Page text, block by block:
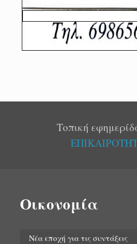
Τοπική
Οικονομία
Νέα εποχή για τις συντάξεις